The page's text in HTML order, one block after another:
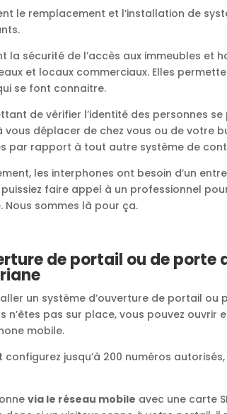
le remplacement et l’installation de
la sécurité de l’accès aux immeubles et
et locaux commerciaux. Elles
se font connaitre.
de vérifier l’identité des personnes
déplacer de chez vous ou de votre
par rapport à tout autre système de
les interphones ont besoin d’un
faire appel à un professionnel
Nous sommes là pour ça.
de portail ou de porte
un système d’ouverture de portail ou
n’êtes pas sur place, vous pouvez ouvrir
mobile.
jusqu’à 200 numéros
via le réseau mobile avec une carte